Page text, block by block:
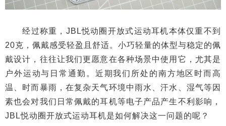
经过称重，JBL悦动圈开放式运动耳机本体仅重不到
20克，佩戴感受轻盈且舒适。小巧轻量的体型与稳定的佩
戴设计，往往让我们更愿意在各种场景中使用它，尤其是
户外运动与日常通勤。近期我们所处的南方地区时而高
温、时而暴雨，在复杂天气环境中雨水、汗水、湿气等因
素也会对我们日常佩戴的耳机等电子产品产生不利影响，
JBL悦动圈开放式运动耳机是如何解决这一问题的呢？